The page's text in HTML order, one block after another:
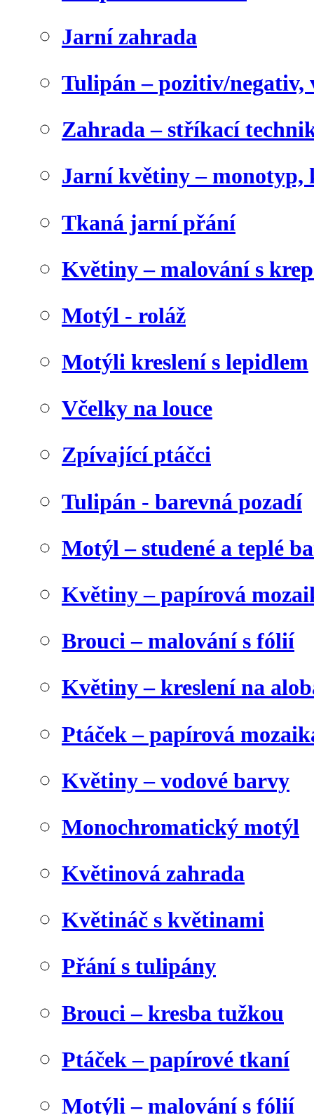
Jarní zahrada
Tulipán – pozitiv/negativ,
Zahrada – stříkací
Jarní květiny – monotyp,
Tkaná jarní přání
Květiny – malování s
Motýl - roláž
Motýli kreslení s lepidlem
Včelky na louce
Zpívající ptáčci
Tulipán - barevná pozadí
Motýl – studené a teplé
Květiny – papírová
Brouci – malování s fólií
Květiny – kreslení na
Ptáček – papírová
Květiny – vodové barvy
Monochromatický motýl
Květinová zahrada
Květináč s květinami
Přání s tulipány
Brouci – kresba tužkou
Ptáček – papírové tkaní
Motýli – malování s fólií